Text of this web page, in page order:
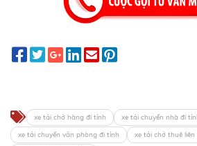
xe tải chở hàng đi tỉnh xe tải chuyển nhà đi
xe tải chuyển văn phòng đi tỉnh
xe tải chở thuê liên